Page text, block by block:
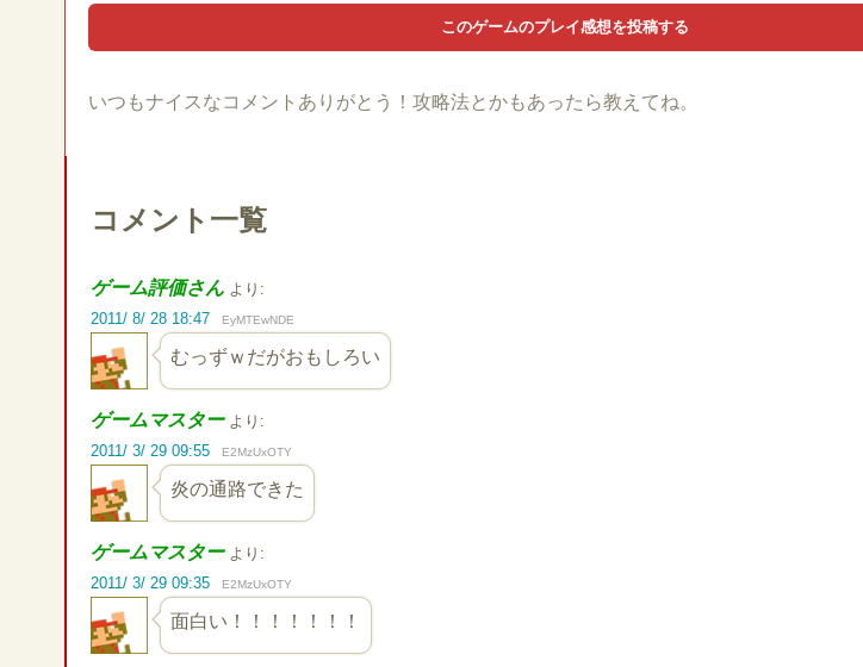
いつもナイスなコメントありがとう！攻略法とかもあったら教えてね。
コメント一覧
ゲーム評価さん より:
2011/ 8/ 28 18:47
EyMTEwNDE
むっずｗだがおもしろい
ゲームマスター より:
2011/ 3/ 29 09:55
E2MzUxOTY
炎の通路できた
ゲームマスター より:
2011/ 3/ 29 09:35
E2MzUxOTY
面白い！！！！！！！